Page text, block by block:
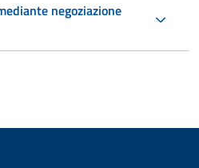
negoziazione